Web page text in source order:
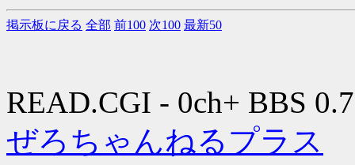
掲示板に戻る 全部 前100 次100 最新50
READ.CGI - 0ch+ BBS
ぜろちゃんねるプラス